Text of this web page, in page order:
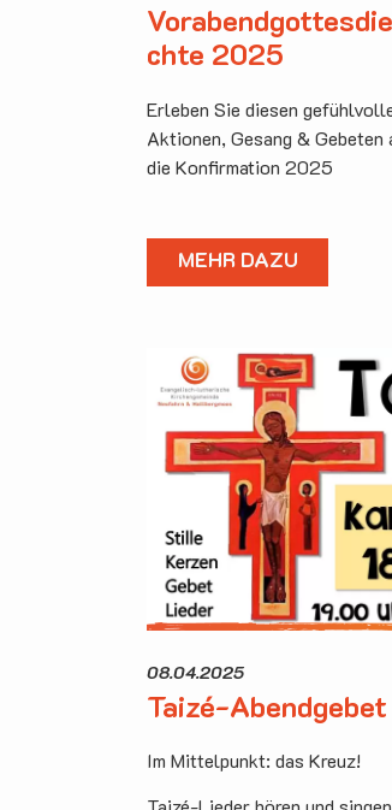
chte 2025
Erleben Sie diesen
Aktionen, Gesang &
die Konfirmation 2025
MEHR DAZU
08.04.2025
Taizé-Abendgebet
Im Mittelpunkt: das Kreuz!